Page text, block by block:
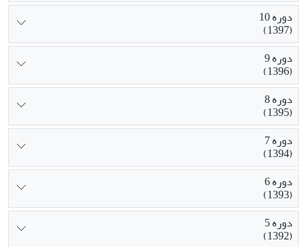
دوره 10
(1397)
دوره 9
(1396)
دوره 8
(1395)
دوره 7
(1394)
دوره 6
(1393)
دوره 5
(1392)